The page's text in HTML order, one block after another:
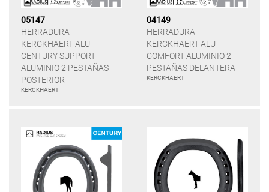
05147
HERRADURA
KERCKHAERT ALU
CENTURY SUPPORT
ALUMINIO 2 PESTAÑAS
POSTERIOR
KERCKHAERT
04149
HERRADURA
KERCKHAERT ALU
COMFORT ALUMINIO 2
PESTAÑAS DELANTERA
KERCKHAERT